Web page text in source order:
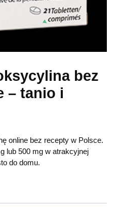
bez
– tanio i
online bez recepty w Polsce.
lub 500 mg w atrakcyjnej
do domu.